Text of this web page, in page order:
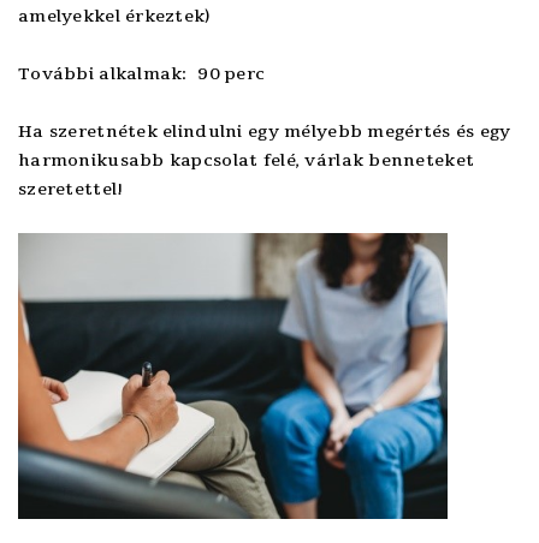
amelyekkel érkeztek)
További alkalmak: 90 perc
Ha szeretnétek elindulni egy mélyebb megértés és egy
harmonikusabb kapcsolat felé, várlak benneteket
szeretettel!